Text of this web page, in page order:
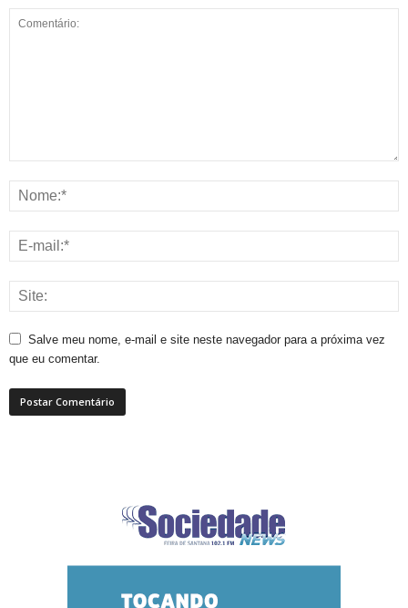
Salve meu nome, e-mail e site neste navegador para a próxima vez
que eu comentar.